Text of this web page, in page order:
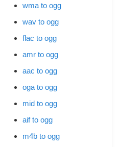
wma to ogg
wav to ogg
flac to ogg
amr to ogg
aac to ogg
oga to ogg
mid to ogg
aif to ogg
m4b to ogg